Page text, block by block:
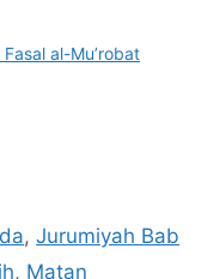
al-Mu’robat
,Jurumiyah Bab
, Matan